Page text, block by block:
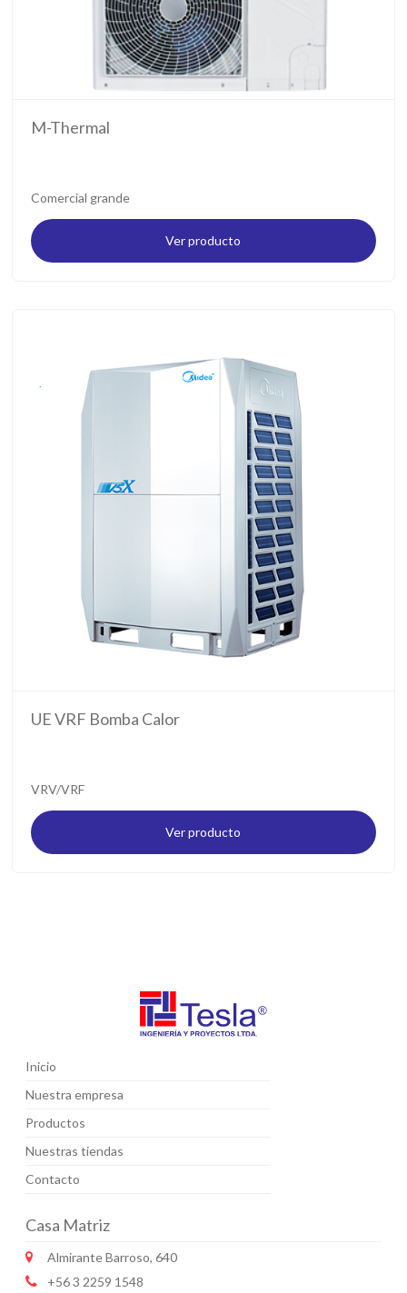
M-Thermal
Comercial grande
Ver producto
UE VRF Bomba Calor
VRV/VRF
Ver producto
Inicio
Nuestra empresa
Productos
Nuestras tiendas
Contacto
Casa Matriz
Almirante Barroso, 640
+56 3 2259 1548